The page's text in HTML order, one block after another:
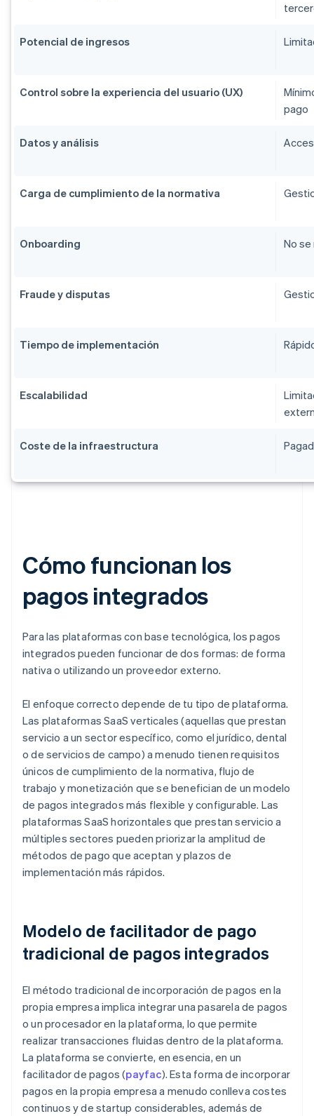
Potencial de ingresos
Control sobre la experiencia del usuario (UX)
pago
Datos y análisis
Carga de cumplimiento de la normativa
Onboarding No
Fraude y disputas
Tiempo de implementación
Escalabilidad
Coste de la infraestructura
Cómo funcionan los
pagos integrados
Para las plataformas con base tecnológica, los pagos
integrados pueden funcionar de dos formas: de forma
nativa o utilizando un proveedor externo.
El enfoque correcto depende de tu tipo de plataforma.
Las plataformas SaaS verticales (aquellas que prestan
servicio a un sector específico, como el jurídico, dental
o de servicios de campo) a menudo tienen requisitos
únicos de cumplimiento de la normativa, flujo de
trabajo y monetización que se benefician de un modelo
de pagos integrados más flexible y configurable. Las
plataformas SaaS horizontales que prestan servicio a
múltiples sectores pueden priorizar la amplitud de
métodos de pago que aceptan y plazos de
implementación más rápidos.
Modelo de facilitador de pago
tradicional de pagos integrados
El método tradicional de incorporación de pagos en la
propia empresa implica integrar una pasarela de pagos
o un procesador en la plataforma, lo que permite
realizar transacciones fluidas dentro de la plataforma.
La plataforma se convierte, en esencia, en un
facilitador de pagos (payfac). Esta forma de incorporar
pagos en la propia empresa a menudo conlleva costes
continuos y de startup considerables, además de